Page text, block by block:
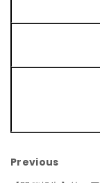
Previous